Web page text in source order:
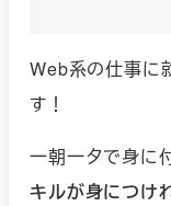
Web系の仕事に
す！
一朝一夕で身に
キルが身につけ